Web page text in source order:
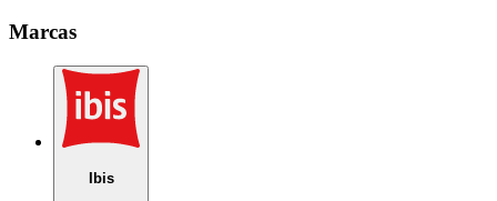
Marcas
Ibis